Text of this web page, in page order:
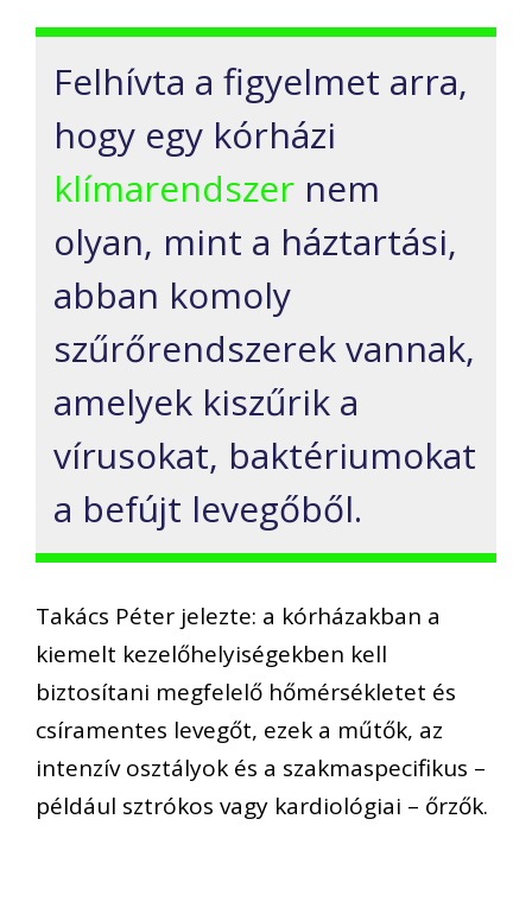
Felhívta a figyelmet arra,
hogy egy kórházi
klímarendszer nem
olyan, mint a háztartási,
abban komoly
szűrőrendszerek vannak,
amelyek kiszűrik a
vírusokat, baktériumokat
a befújt levegőből.
Takács Péter jelezte: a kórházakban a
kiemelt kezelőhelyiségekben kell
biztosítani megfelelő hőmérsékletet és
csíramentes levegőt, ezek a műtők, az
intenzív osztályok és a szakmaspecifikus –
például sztrókos vagy kardiológiai – őrzők.